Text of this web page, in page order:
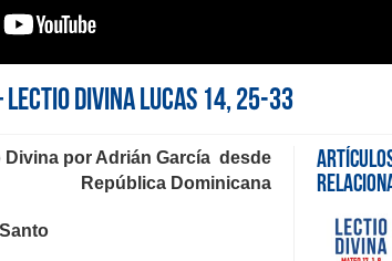
Divina Lucas 14, 25-33
Divina por Adrián García desde
República Dominicana